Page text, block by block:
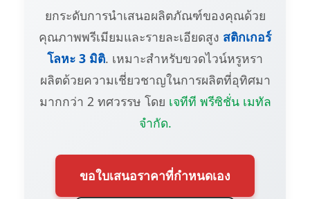
ยกระดับการนำเสนอผลิตภัณฑ์ของคุณด้วย
คุณภาพพรีเมียมและรายละเอียดสูง สติกเกอร์
โลหะ 3 มิติ. เหมาะสำหรับขวดไวน์หรูหรา
ผลิตด้วยความเชี่ยวชาญในการผลิตที่อุทิศมา
มากกว่า 2 ทศวรรษ โดย เจทีที พรีซิชั่น เมทัล
จำกัด.
ขอใบเสนอราคาที่กำหนดเอง